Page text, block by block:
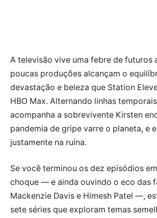
A televisão vive uma febre de futuros
poucas produções alcançam o
devastação e beleza que Station
HBO Max. Alternando linhas
acompanha a sobrevivente Kirsten
pandemia de gripe varre o planeta, e
justamente na ruína.
Se você terminou os dez episódios
choque — e ainda ouvindo o eco das
Mackenzie Davis e Himesh Patel —,
sete séries que exploram temas